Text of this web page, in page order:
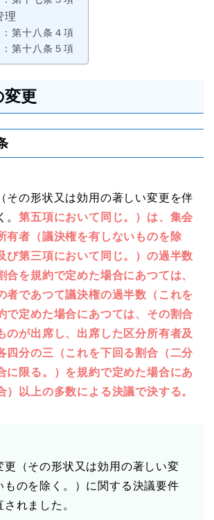
理
第十八条４項
第十八条５項
変更
その形状又は効用の著しい変更を伴
。第五項において同じ。）は、集会
有者（議決権を有しないものを除
び第三項において同じ。）の過半数
合を規約で定めた場合にあつては、
者であつて議決権の過半数（これを
で定めた場合にあつては、その割合
のが出席し、出席した区分所有者及
四分の三（これを下回る割合（二分
に限る。）を規約で定めた場合にあ
）以上の多数による決議で決する。
更（その形状又は効用の著しい変
ものを除く。）に関する決議要件
れました。